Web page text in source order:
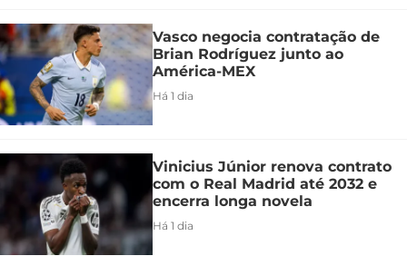
Vasco negocia contratação de
Brian Rodríguez junto ao
América-MEX
Há 1 dia
Vinicius Júnior renova contrato
com o Real Madrid até 2032 e
encerra longa novela
Há 1 dia